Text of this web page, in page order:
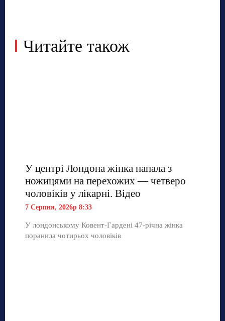
Читайте також
У центрі Лондона жінка напала з
ножицями на перехожих — четверо
чоловіків у лікарні. Відео
7 Серпня, 2026р 8:33
У лондонському Ковент-Гардені 47-річна жінка
поранила чотирьох чоловіків